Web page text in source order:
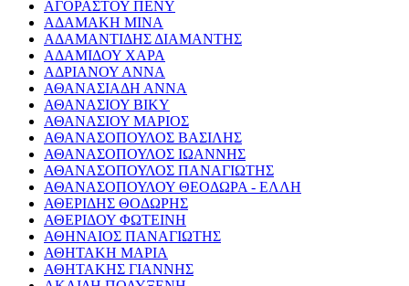
ΑΓΟΡΑΣΤΟΥ ΠΕΝΥ
ΑΔΑΜΑΚΗ ΜΙΝΑ
ΑΔΑΜΑΝΤΙΔΗΣ ΔΙΑΜΑΝΤΗΣ
ΑΔΑΜΙΔΟΥ ΧΑΡΑ
ΑΔΡΙΑΝΟΥ ΑΝΝΑ
ΑΘΑΝΑΣΙΑΔΗ ΑΝΝΑ
ΑΘΑΝΑΣΙΟΥ ΒΙΚΥ
ΑΘΑΝΑΣΙΟΥ ΜΑΡΙΟΣ
ΑΘΑΝΑΣΟΠΟΥΛΟΣ ΒΑΣΙΛΗΣ
ΑΘΑΝΑΣΟΠΟΥΛΟΣ ΙΩΑΝΝΗΣ
ΑΘΑΝΑΣΟΠΟΥΛΟΣ ΠΑΝΑΓΙΩΤΗΣ
ΑΘΑΝΑΣΟΠΟΥΛΟΥ ΘΕΟΔΩΡΑ - ΕΛΛΗ
ΑΘΕΡΙΔΗΣ ΘΟΔΩΡΗΣ
ΑΘΕΡΙΔΟΥ ΦΩΤΕΙΝΗ
ΑΘΗΝΑΙΟΣ ΠΑΝΑΓΙΩΤΗΣ
ΑΘΗΤΑΚΗ ΜΑΡΙΑ
ΑΘΗΤΑΚΗΣ ΓΙΑΝΝΗΣ